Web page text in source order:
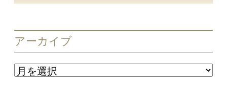
アーカイブ